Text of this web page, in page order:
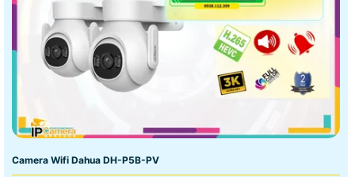
Camera Wifi Dahua DH-P5B-PV